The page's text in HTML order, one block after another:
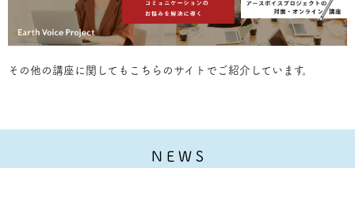
その他の講座に関してもこちらのサイトでご紹介しています。
N E W S